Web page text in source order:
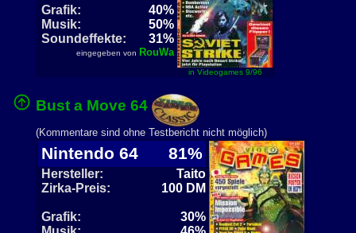
Grafik:
40%
Musik:
50%
Soundeffekte:
31%
eingegeben von RouWa
in Videogames 9/96
Bust a Move 64
(Kommentare sind ohne Testbericht nicht möglich)
Nintendo 64 81%
Hersteller:
Taito
Zirka-Preis:
100 DM
Grafik:
30%